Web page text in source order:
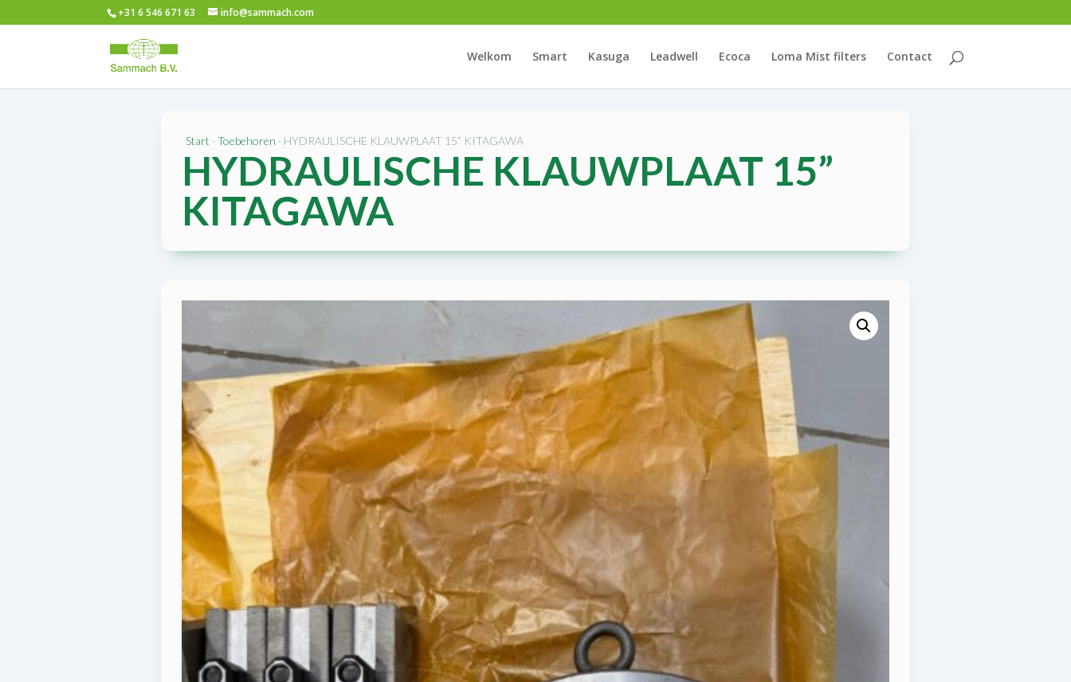
+31 6 546 671 63 info@sammach.com
Welkom Smart Kasuga Leadwell Ecoca Loma Mist filters Contact
Start · Toebehoren · HYDRAULISCHE KLAUWPLAAT 15” KITAGAWA
HYDRAULISCHE KLAUWPLAAT 15”
KITAGAWA